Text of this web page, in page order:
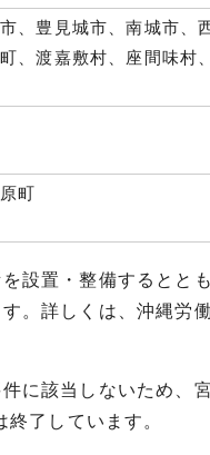
、豊見城市、南城市、
、渡嘉敷村、座間味村
町
設置・整備すると
。詳しくは、沖縄労
に該当しないため
了しています。